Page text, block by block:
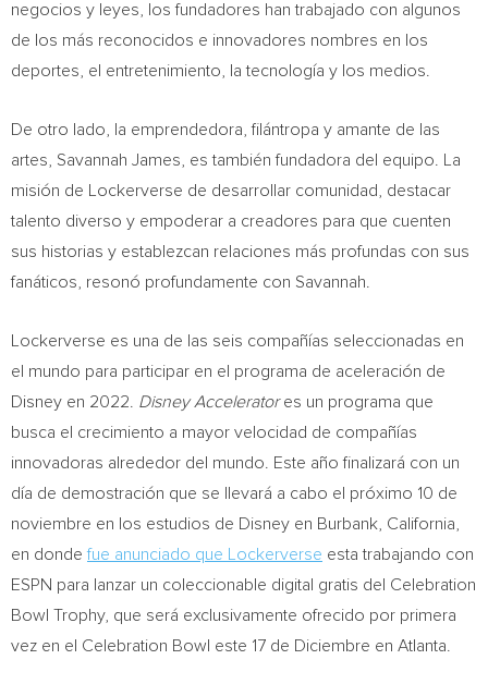
negocios y leyes, los fundadores han trabajado con algunos
de los más reconocidos e innovadores nombres en los
deportes, el entretenimiento, la tecnología y los medios.
De otro lado, la emprendedora, filántropa y amante de las
artes, Savannah James , es también fundadora del equipo. La
misión de Lockerverse de desarrollar comunidad, destacar
talento diverso y empoderar a creadores para que cuenten
sus historias y establezcan relaciones más profundas con sus
fanáticos, resonó profundamente con Savannah.
Lockerverse es una de las seis compañías seleccionadas en
el mundo para participar en el programa de aceleración de
Disney en 2022. Disney Acceleratores un programa que
busca el crecimiento a mayor velocidad de compañías
innovadoras alrededor del mundo. Este año finalizará con un
día de demostración que se llevará a cabo el próximo 10 de
noviembre en los estudios de Disney en Burbank, California
en dondefue anunciado que Lockerverse esta trabajando con
ESPN para lanzar un coleccionable digital gratis del Celebration
Bowl Trophy, que será exclusivamente ofrecido por primera
vez en el Celebration Bowl este 17 de Diciembre en Atlanta